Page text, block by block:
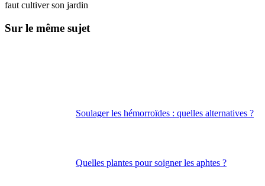
faut cultiver son jardin
Sur le même sujet
Soulager les hémorroïdes : quelles alternatives ?
Quelles plantes pour soigner les aphtes ?